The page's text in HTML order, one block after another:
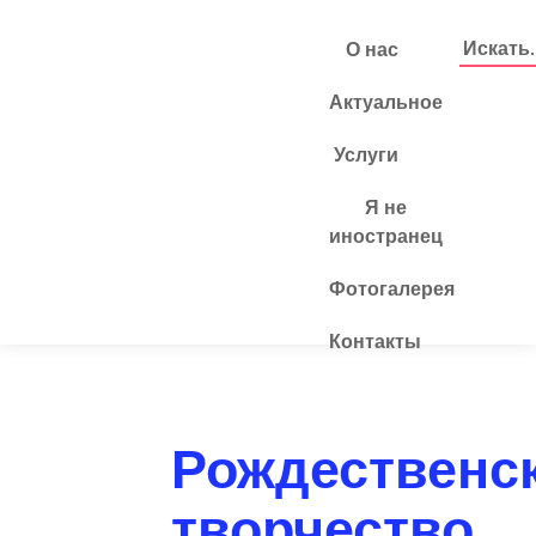
О нас
Актуальное
Услуги
Я не
иностранец
Фотогалерея
Контакты